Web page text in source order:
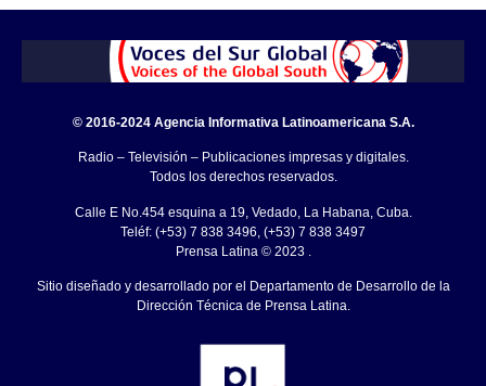
© 2016-2024 Agencia Informativa Latinoamericana S.A.
Radio – Televisión – Publicaciones impresas y digitales.
Todos los derechos reservados.
Calle E No.454 esquina a 19, Vedado, La Habana, Cuba.
Teléf: (+53) 7 838 3496, (+53) 7 838 3497
Prensa Latina © 2023 .
Sitio diseñado y desarrollado por el Departamento de Desarrollo de la
Dirección Técnica de Prensa Latina.